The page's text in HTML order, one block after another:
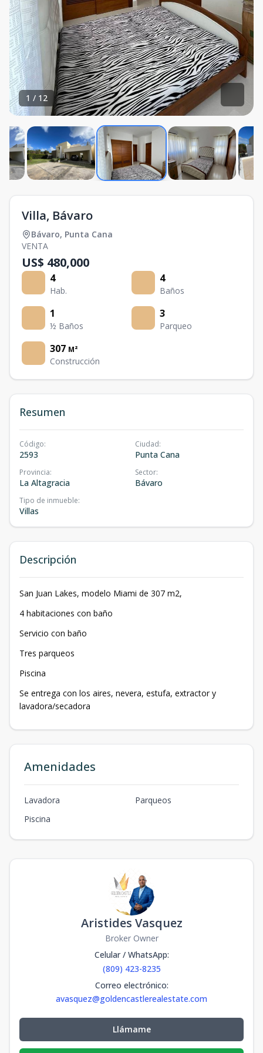
1 / 12
Villa, Bávaro
Bávaro, Punta Cana
VENTA
US$ 480,000
4
Hab.
4
Baños
1
½ Baños
3
Parqueo
307 M²
Construcción
Resumen
Código:
2593
Ciudad:
Punta Cana
Provincia:
La Altagracia
Sector:
Bávaro
Tipo de inmueble:
Villas
Descripción
San Juan Lakes, modelo Miami de 307 m2,
4 habitaciones con baño
Servicio con baño
Tres parqueos
Piscina
Se entrega con los aires, nevera, estufa, extractor y
lavadora/secadora
Amenidades
Lavadora
Parqueos
Piscina
Aristides Vasquez
Broker Owner
Celular / WhatsApp:
(809) 423-8235
Correo electrónico:
avasquez@goldencastlerealestate.com
Llámame